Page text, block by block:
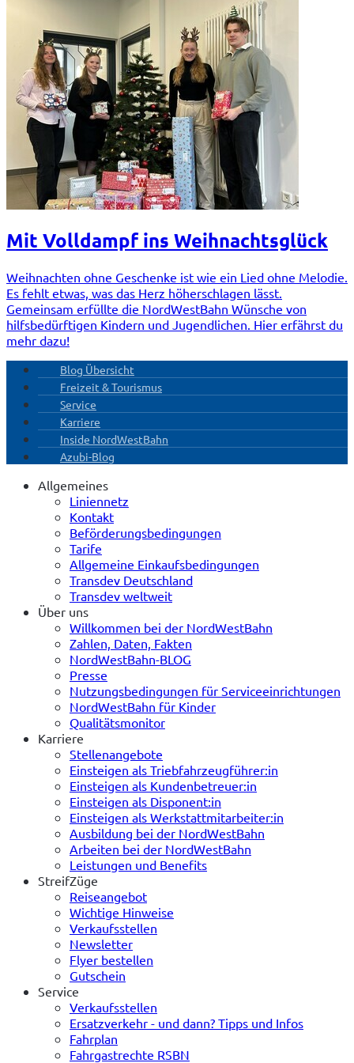
Mit Volldampf ins Weihnachtsglück
Weihnachten ohne Geschenke ist wie ein Lied ohne Melodie.
Es fehlt etwas, was das Herz höherschlagen lässt.
Gemeinsam erfüllte die NordWestBahn Wünsche von
hilfsbedürftigen Kindern und Jugendlichen. Hier erfährst du
mehr dazu!
Blog Übersicht
Freizeit & Tourismus
Service
Karriere
Inside NordWestBahn
Azubi-Blog
Allgemeines
Liniennetz
Kontakt
Beförderungsbedingungen
Tarife
Allgemeine Einkaufsbedingungen
Transdev Deutschland
Transdev weltweit
Über uns
Willkommen bei der NordWestBahn
Zahlen, Daten, Fakten
NordWestBahn-BLOG
Presse
Nutzungsbedingungen für Serviceeinrichtungen
NordWestBahn für Kinder
Qualitätsmonitor
Karriere
Stellenangebote
Einsteigen als Triebfahrzeugführer:in
Einsteigen als Kundenbetreuer:in
Einsteigen als Disponent:in
Einsteigen als Werkstattmitarbeiter:in
Ausbildung bei der NordWestBahn
Arbeiten bei der NordWestBahn
Leistungen und Benefits
StreifZüge
Reiseangebot
Wichtige Hinweise
Verkaufsstellen
Newsletter
Flyer bestellen
Gutschein
Service
Verkaufsstellen
Ersatzverkehr - und dann? Tipps und Infos
Fahrplan
Fahrgastrechte RSBN